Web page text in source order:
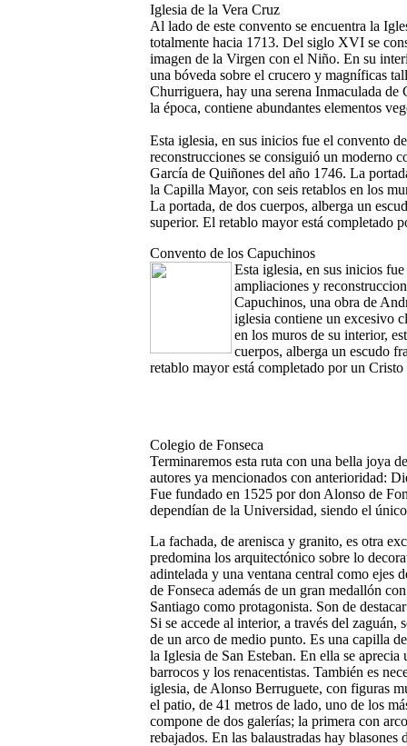
Iglesia de la Vera Cruz
Al lado de este convento se encuentra la
totalmente hacia 1713. Del siglo XVI se
imagen de la Virgen con el Niño. En su
una bóveda sobre el crucero y magníficas
Churriguera, hay una serena Inmaculada
la época, contiene abundantes elementos
Esta iglesia, en sus inicios fue el convento
reconstrucciones se consiguió un moderno
García de Quiñones del año 1746. La
la Capilla Mayor, con seis retablos en los
La portada, de dos cuerpos, alberga un
superior. El retablo mayor está completado
Convento de los Capuchinos
Esta iglesia, en sus inicios
ampliaciones y
Capuchinos, una obra de
iglesia contiene un excesivo
en los muros de su interior,
cuerpos, alberga un escudo
retablo mayor está completado por un
Colegio de Fonseca
Terminaremos esta ruta con una bella joya
autores ya mencionados con anterioridad:
Fue fundado en 1525 por don Alonso de
dependían de la Universidad, siendo el
La fachada, de arenisca y granito, es otra
predomina los arquitectónico sobre lo
adintelada y una ventana central como ejes
de Fonseca además de un gran medallón
Santiago como protagonista. Son de
Si se accede al interior, a través del zaguán,
de un arco de medio punto. Es una capilla
la Iglesia de San Esteban. En ella se aprecia
barrocos y los renacentistas. También es
iglesia, de Alonso Berruguete, con figuras
el patio, de 41 metros de lado, uno de los
compone de dos galerías; la primera con
rebajados. En las balaustradas hay blasones